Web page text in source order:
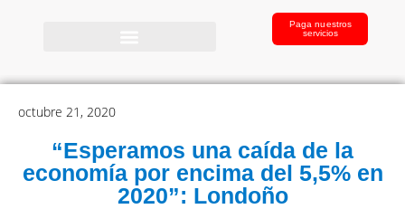
Paga nuestros
servicios
octubre 21, 2020
“Esperamos una caída de la
economía por encima del 5,5% en
2020”: Londoño